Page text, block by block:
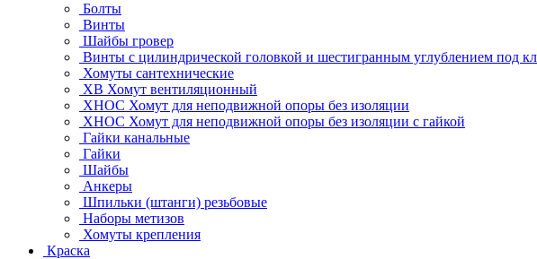
Болты
Винты
Шайбы гровер
Винты с цилиндрической головкой и шестигранным углублением под
Хомуты сантехнические
ХВ Хомут вентиляционный
ХНОС Хомут для неподвижной опоры без изоляции
ХНОС Хомут для неподвижной опоры без изоляции с гайкой
Гайки канальные
Гайки
Шайбы
Анкеры
Шпильки (штанги) резьбовые
Наборы метизов
Хомуты крепления
Краска